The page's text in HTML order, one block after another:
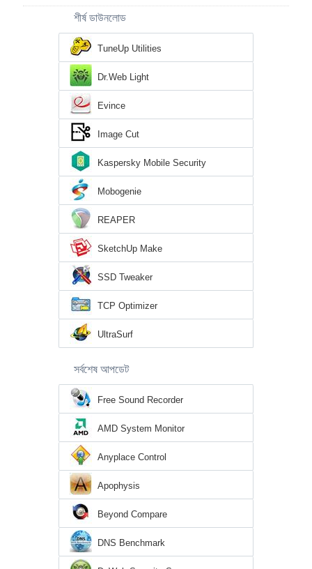
শীর্ষ ডাউনলোড
TuneUp Utilities
Dr.Web Light
Evince
Image Cut
Kaspersky Mobile Security
Mobogenie
REAPER
SketchUp Make
SSD Tweaker
TCP Optimizer
UltraSurf
সর্বশেষ আপডেট
Free Sound Recorder
AMD System Monitor
Anyplace Control
Apophysis
Beyond Compare
DNS Benchmark